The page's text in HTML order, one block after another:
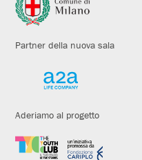
Partner della nuova sala
Aderiamo al progetto